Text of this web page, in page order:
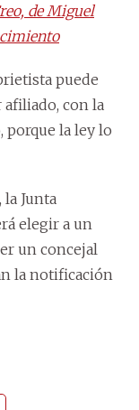
de Miguel
puede
afiliado, con la
porque la ley lo
Junta
elegir a un
un concejal
la notificación